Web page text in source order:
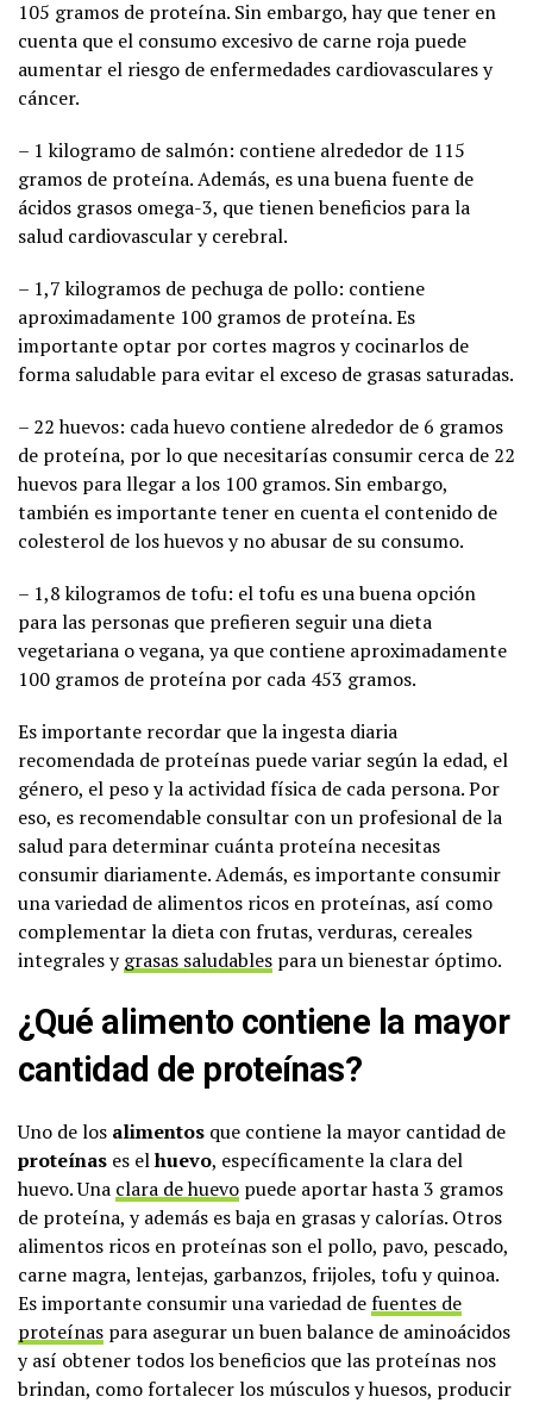
105 gramos de proteína. Sin embargo, hay que tener en
cuenta que el consumo excesivo de carne roja puede
aumentar el riesgo de enfermedades cardiovasculares y
cáncer.
– 1 kilogramo de salmón: contiene alrededor de 115
gramos de proteína. Además, es una buena fuente de
ácidos grasos omega-3, que tienen beneficios para la
salud cardiovascular y cerebral.
– 1,7 kilogramos de pechuga de pollo: contiene
aproximadamente 100 gramos de proteína. Es
importante optar por cortes magros y cocinarlos de
forma saludable para evitar el exceso de grasas saturadas.
– 22 huevos: cada huevo contiene alrededor de 6 gramos
de proteína, por lo que necesitarías consumir cerca de 22
huevos para llegar a los 100 gramos. Sin embargo,
también es importante tener en cuenta el contenido de
colesterol de los huevos y no abusar de su consumo.
– 1,8 kilogramos de tofu: el tofu es una buena opción
para las personas que prefieren seguir una dieta
vegetariana o vegana, ya que contiene aproximadamente
100 gramos de proteína por cada 453 gramos.
Es importante recordar que la ingesta diaria
recomendada de proteínas puede variar según la edad, el
género, el peso y la actividad física de cada persona. Por
eso, es recomendable consultar con un profesional de la
salud para determinar cuánta proteína necesitas
consumir diariamente. Además, es importante consumir
una variedad de alimentos ricos en proteínas, así como
complementar la dieta con frutas, verduras, cereales
integrales ygrasas saludables para un bienestar óptimo.
¿Qué alimento contiene la mayor
cantidad de proteínas?
Uno de los alimentos que contiene la mayor cantidad de
proteínas es elhuevo, específicamente la clara del
huevo. Una clara de huevo puede aportar hasta 3 gramos
de proteína, y además es baja en grasas y calorías. Otros
alimentos ricos en proteínas son el pollo, pavo, pescado,
carne magra, lentejas, garbanzos, frijoles, tofu y quinoa.
Es importante consumir una variedad defuentes de
proteínas para asegurar un buen balance de aminoácidos
y así obtener todos los beneficios que las proteínas nos
brindan, como fortalecer los músculos y huesos, producir